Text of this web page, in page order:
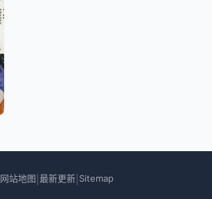
网站地图 最新更新 Sitemap